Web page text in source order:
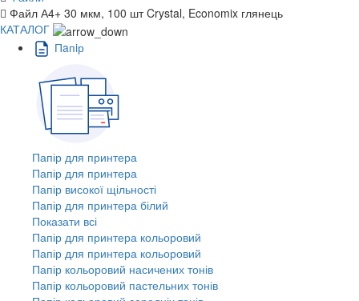
Файл А4+ 30 мкм, 100 шт Crystal, Economix глянець
КАТАЛОГ
Пaпiр
Папір для принтера
Папір для принтера
Папір високої щільності
Папір для принтера білий
Показати всі
Папір для принтера кольоровий
Папір для принтера кольоровий
Папір кольоровий насичених тонів
Папір кольоровий пастельних тонів